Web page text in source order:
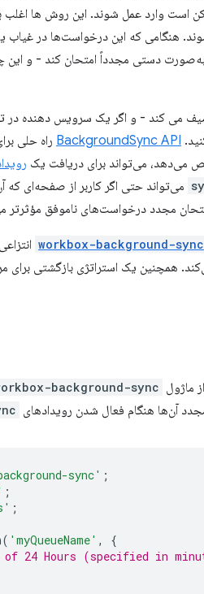
هنگامی که این درخواست‌ها در
به‌صورت دستی مجدداً امتحان کند - و
می کند - و اگر یک سرویس دهنده در
BackgroundSync API راه حلی
می‌دهد، می‌تواند برای دریافت یک
می‌تواند حتی اگر کاربر از صفحه‌ای که
مجدد درخواست‌های ناموفق مؤثرتر
workbox-background-sync
از ماژول background-sync
آن‌ها هنگام فعال شدن رویدادهای
sync' ;
;
;
( 'myQueueName' ,
{
24 Hours (specified in